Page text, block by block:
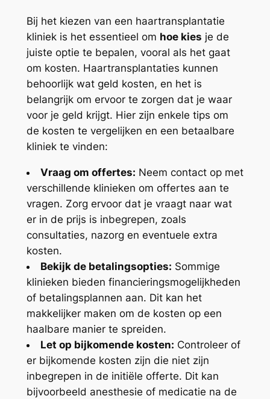
Bij het kiezen van een haartransplantatie
kliniek is het essentieel om hoe kies je de
juiste optie te bepalen, vooral als het gaat
om kosten. Haartransplantaties kunnen
behoorlijk wat geld kosten, en het is
belangrijk om ervoor te zorgen dat je waar
voor je geld krijgt. Hier zijn enkele tips om
de kosten te vergelijken en een betaalbare
kliniek te vinden:
Vraag om offertes: Neem contact op met
verschillende klinieken om offertes aan te
vragen. Zorg ervoor dat je vraagt naar wat
er in de prijs is inbegrepen, zoals
consultaties, nazorg en eventuele extra
kosten.
Bekijk de betalingsopties: Sommige
klinieken bieden financieringsmogelijkheden
of betalingsplannen aan. Dit kan het
makkelijker maken om de kosten op een
haalbare manier te spreiden.
Let op bijkomende kosten: Controleer of
er bijkomende kosten zijn die niet zijn
inbegrepen in de initiële offerte. Dit kan
bijvoorbeeld anesthesie of medicatie na de